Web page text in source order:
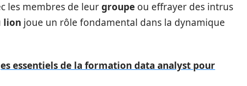
les membres de leurgroupe ou effrayer des intrus
lion joue un rôle fondamental dans la dynamique
essentiels de la formation data analyst pour